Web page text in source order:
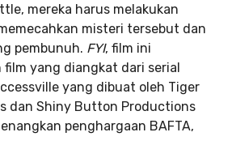
mereka harus melakukan
misteri tersebut dan
pembunuh. FYI, film ini
film yang diangkat dari serial
yang dibuat oleh Tiger
dan Shiny Button Productions
penghargaan BAFTA,